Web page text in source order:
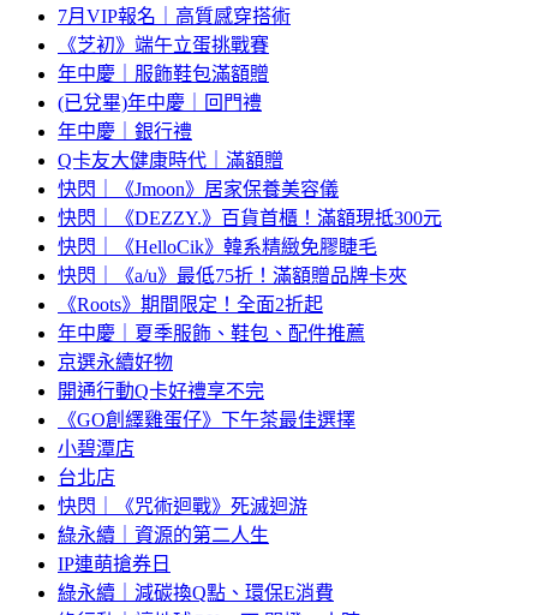
7月VIP報名｜高質感穿搭術
《芝初》端午立蛋挑戰賽
年中慶｜服飾鞋包滿額贈
(已兌畢)年中慶｜回門禮
年中慶｜銀行禮
Q卡友大健康時代｜滿額贈
快閃｜《Jmoon》居家保養美容儀
快閃｜《DEZZY.》百貨首櫃！滿額現抵300元
快閃｜《HelloCik》韓系精緻免膠睫毛
快閃｜《a/u》最低75折！滿額贈品牌卡夾
《Roots》期間限定！全面2折起
年中慶｜夏季服飾、鞋包、配件推薦
京選永續好物
開通行動Q卡好禮享不完
《GO創繹雞蛋仔》下午茶最佳選擇
小碧潭店
台北店
快閃｜《咒術迴戰》死滅迴游
綠永續｜資源的第二人生
IP連萌搶券日
綠永續｜減碳換Q點、環保E消費